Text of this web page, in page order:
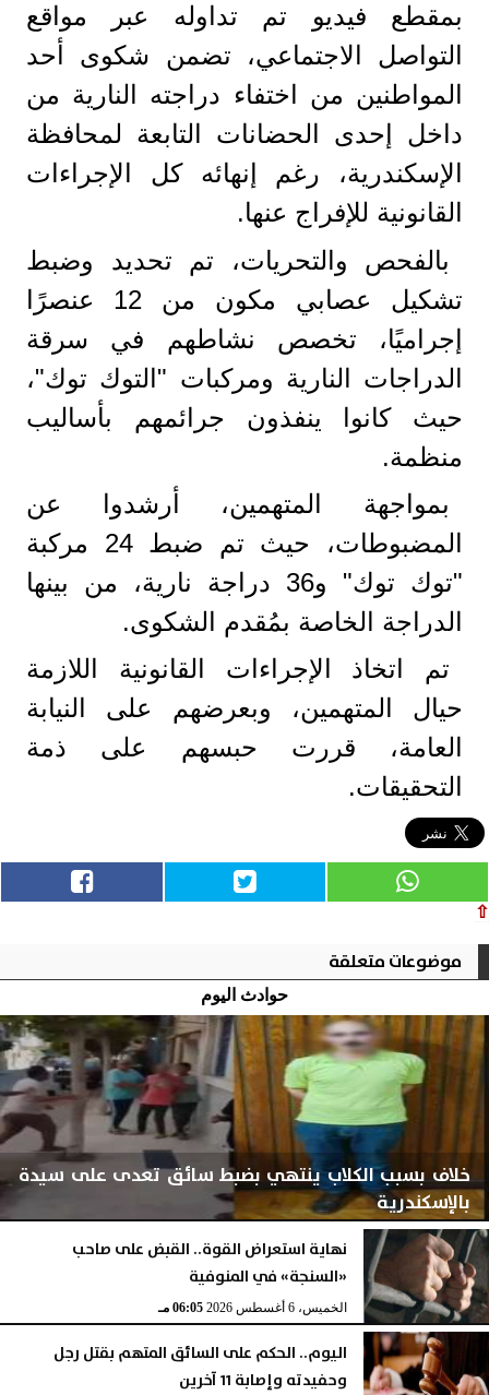
بمقطع فيديو تم تداوله عبر مواقع
التواصل الاجتماعي، تضمن شكوى أحد
المواطنين من اختفاء دراجته النارية من
داخل إحدى الحضانات التابعة لمحافظة
الإسكندرية، رغم إنهائه كل الإجراءات
القانونية للإفراج عنها.
بالفحص والتحريات، تم تحديد وضبط
تشكيل عصابي مكون من 12 عنصرًا
إجراميًا، تخصص نشاطهم في سرقة
الدراجات النارية ومركبات "التوك توك"،
حيث كانوا ينفذون جرائمهم بأساليب
منظمة.
بمواجهة المتهمين، أرشدوا عن
المضبوطات، حيث تم ضبط 24 مركبة
"توك توك" و36 دراجة نارية، من بينها
الدراجة الخاصة بمُقدم الشكوى.
تم اتخاذ الإجراءات القانونية اللازمة
حيال المتهمين، وبعرضهم على النيابة
العامة، قررت حبسهم على ذمة
التحقيقات.
⇧
موضوعات متعلقة
حوادث اليوم
خلاف بسبب الكلاب ينتهي بضبط سائق تعدى على سيدة
بالإسكندرية
الخميس، 6 أغسطس 2026 06:06 مـ
نهاية استعراض القوة.. القبض على صاحب
«السنجة» في المنوفية
الخميس، 6 أغسطس 2026 06:05 مـ
اليوم.. الحكم على السائق المتهم بقتل رجل
وحفيدته وإصابة 11 آخرين